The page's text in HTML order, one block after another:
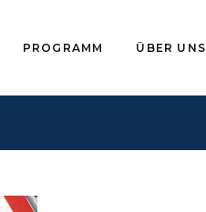
PROGRAMM ÜBER UNS